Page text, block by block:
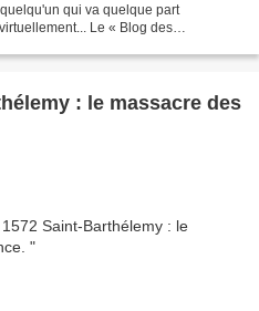
qui va quelque part
Le « Blog des
: le massacre des